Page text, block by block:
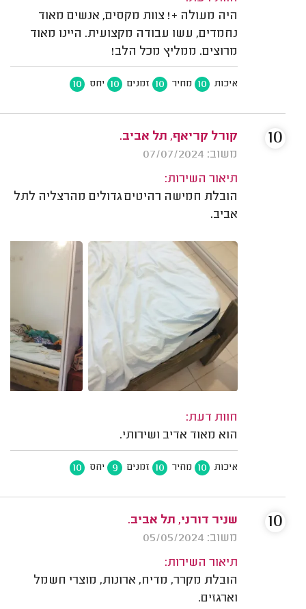
היה מעולה +! צוות מקסים, אנשים מאוד
נחמדים, עשו עבודה מקצועית. היינו מאוד
מרוצים. ממליץ מכל הלב!
איכות 10 מחיר 10 זמנים 10 יחס 10
קורל קריאף, תל אביב.
משוב: 07/07/2024
תיאור השירות:
הובלת חמישה רהיטים גדולים מהרצליה לתל
אביב.
חוות דעת:
הוא מאוד אדיב ושירותי.
איכות 10 מחיר 10 זמנים 9 יחס 10
10
שניר דורני, תל אביב.
משוב: 05/05/2024
תיאור השירות:
הובלת מקרר, מדיח, ארונות, מוצרי חשמל
וארגזים.
10